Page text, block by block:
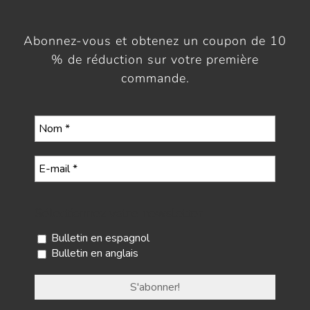
Abonnez-vous et obtenez un coupon de 10
% de réduction sur votre première
commande.
Bulletin en espagnol
Bulletin en anglais